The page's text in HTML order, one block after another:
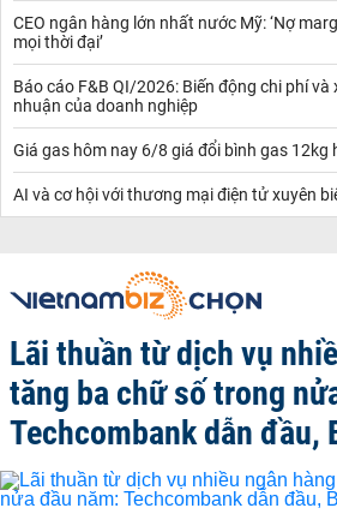
trong khi nhập khẩu giảm 9,9% xuống còn
CEO ngân hàng lớn nhất nước Mỹ: ‘Nợ
mọi thời đại’
Báo cáo F&B QI/2026: Biến động chi phí và
nhuận của doanh nghiệp
Giá gas hôm nay 6/8 giá đổi bình gas 12kg
AI và cơ hội với thương mại điện tử xuyên
Lãi thuần từ dịch vụ
tăng ba chữ số trong
Techcombank dẫn đầu,